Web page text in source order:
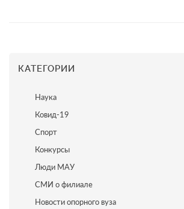
КАТЕГОРИИ
Наука
Ковид-19
Спорт
Конкурсы
Люди МАУ
СМИ о филиале
Новости опорного вуза